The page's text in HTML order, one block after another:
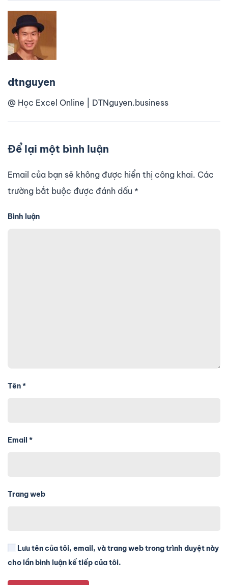
dtnguyen
@ Học Excel Online | DTNguyen.business
Để lại một bình luận
Email của bạn sẽ không được hiển thị công khai. Các
trường bắt buộc được đánh dấu *
Bình luận
Tên*
Email *
Trang web
Lưu tên của tôi, email, và trang web trong trình duyệt này
cho lần bình luận kế tiếp của tôi.